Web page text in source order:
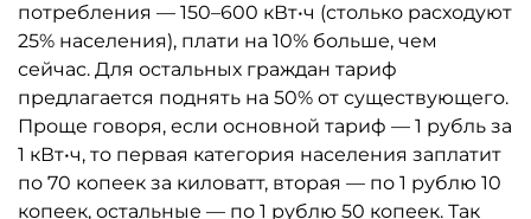
потребления — 150–600 кВт•ч (столько расходуют
25% населения), плати на 10% больше, чем
сейчас. Для остальных граждан тариф
предлагается поднять на 50% от существующего.
Проще говоря, если основной тариф — 1 рубль за
1 кВт•ч, то первая категория населения заплатит
по 70 копеек за киловатт, вторая — по 1 рублю 10
копеек, остальные — по 1 рублю 50 копеек. Так